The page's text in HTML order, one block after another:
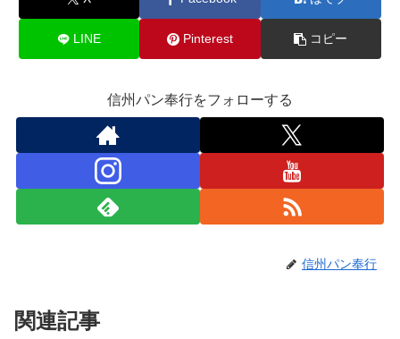
LINE Pinterest コピー
信州パン奉行をフォローする
信州パン奉行
関連記事